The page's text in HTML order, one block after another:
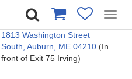
1813 Washington Street
South, Auburn, ME 04210 (In
front of Exit 75 Irving)